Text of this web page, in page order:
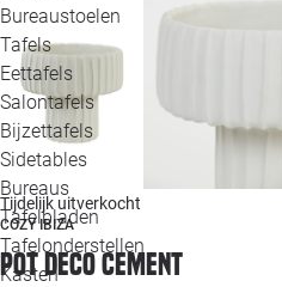
Bureaustoelen
Tafels
Eettafels
Salontafels
Bijzettafels
Sidetables
Bureaus
Tafelbladen
Tafelonderstellen
Kasten
Tijdelijk uitverkocht
COZY IBIZA
Pot deco cement